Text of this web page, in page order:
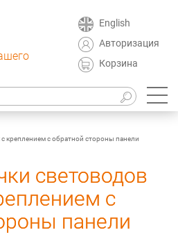
English
Авторизация
Корзина
креплением с обратной стороны панели
световодов
с
панели